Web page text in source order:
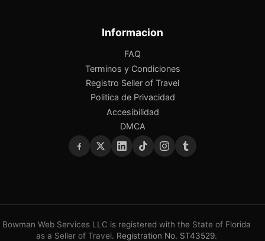
Informacion
FAQ
Terminos y Condiciones
Registro Seller of Travel
Politica de Privacidad
Accesibilidad
DMCA
Bowman Web Services LLC is registered with the State of Florida
as a Seller of Travel. Registration No. ST43529.